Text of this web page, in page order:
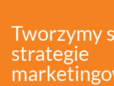
Tworzymy
strategie